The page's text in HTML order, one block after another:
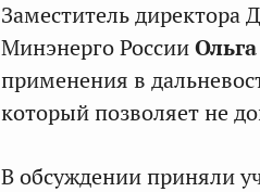
Заместитель директора
Минэнерго России
применения в
который позволяет не
В обсуждении приняли